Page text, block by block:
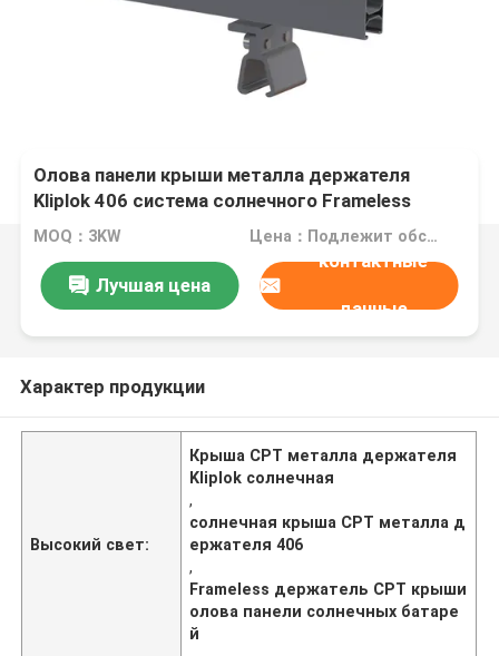
Олова панели крыши металла держателя
Kliplok 406 система солнечного Frameless
коммерчески фотовольтайческая
MOQ：3KW Цена：Подлежит обсуждению
Лучшая цена
контактные
данные
Характер продукции
Высокий свет:
Крыша CPT металла держателя
Kliplok солнечная
,
солнечная крыша CPT металла д
ержателя 406
,
Frameless держатель CPT крыши
олова панели солнечных батаре
й